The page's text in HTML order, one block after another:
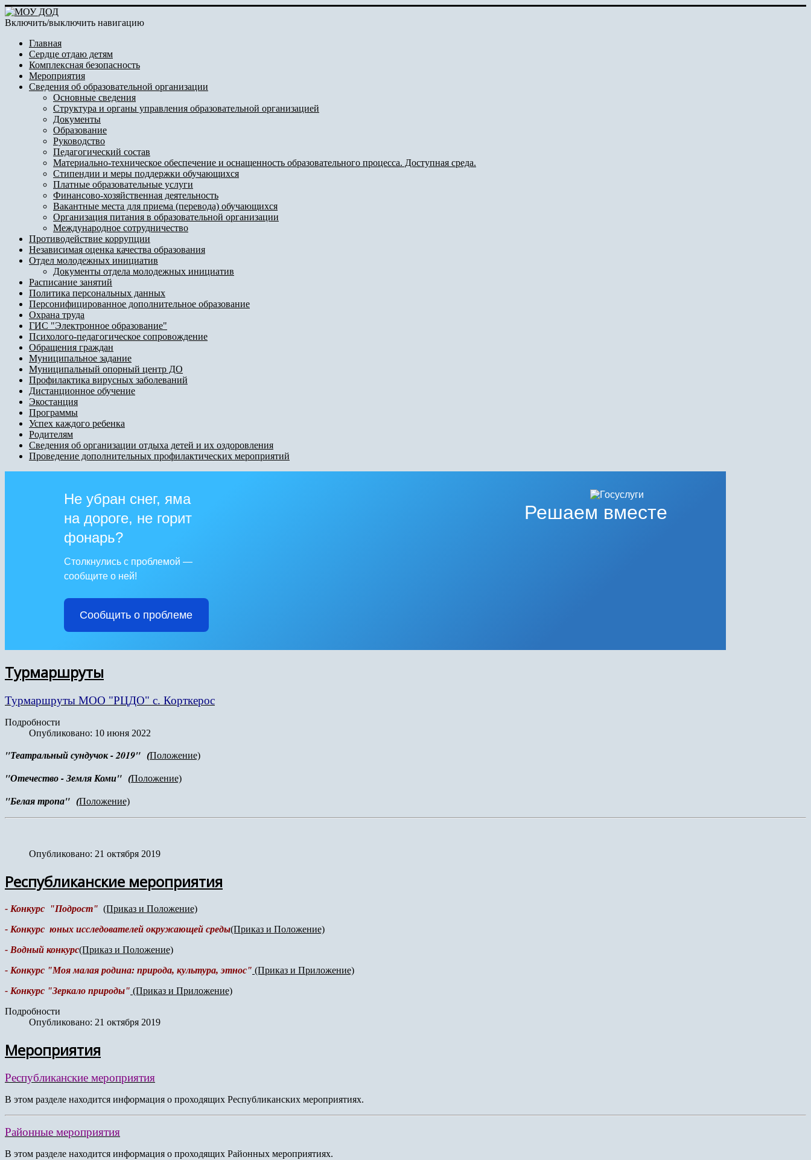
Включить/выключить навигацию
Главная
Сердце отдаю детям
Комплексная безопасность
Мероприятия
Сведения об образовательной организации
Основные сведения
Структура и органы управления образовательной организацией
Документы
Образование
Руководство
Педагогический состав
Материально-техническое обеспечение и оснащенность образовательного процесса. Доступная среда.
Стипендии и меры поддержки обучающихся
Платные образовательные услуги
Финансово-хозяйственная деятельность
Вакантные места для приема (перевода) обучающихся
Организация питания в образовательной организации
Международное сотрудничество
Противодействие коррупции
Независимая оценка качества образования
Отдел молодежных инициатив
Документы отдела молодежных инициатив
Расписание занятий
Политика персональных данных
Персонифицированное дополнительное образование
Охрана труда
ГИС "Электронное образование"
Психолого-педагогическое сопровождение
Обращения граждан
Муниципальное задание
Муниципальный опорный центр ДО
Профилактика вирусных заболеваний
Дистанционное обучение
Экостанция
Программы
Успех каждого ребенка
Родителям
Сведения об организации отдыха детей и их оздоровления
Проведение дополнительных профилактических мероприятий
Решаем вместе
Не убран снег, яма
на дороге, не горит
фонарь?
Столкнулись с проблемой —
сообщите о ней!
Сообщить о проблеме
Турмаршруты
Турмаршруты МОО "РЦДО" с. Корткерос
Подробности
Опубликовано: 10 июня 2022
"Театральный сундучок - 2019" (Положение)
"Отечество - Земля Коми" (Положение)
"Белая тропа" (Положение)
Опубликовано: 21 октября 2019
Республиканские мероприятия
- Конкурс "Подрост" (Приказ и Положение)
- Конкурс юных исследователей окружающей среды(Приказ и Положение)
- Водный конкурс(Приказ и Положение)
- Конкурс "Моя малая родина: природа, культура, этнос" (Приказ и Приложение)
- Конкурс "Зеркало природы" (Приказ и Приложение)
Подробности
Опубликовано: 21 октября 2019
Мероприятия
Республиканские мероприятия
В этом разделе находится информация о проходящих Республиканских мероприятиях.
Районные мероприятия
В этом разделе находится информация о проходящих Районных мероприятиях.